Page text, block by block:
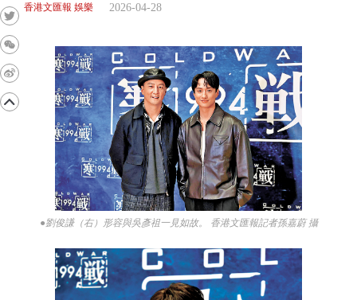
香港文匯報 娛樂 2026-04-28
●劉俊謙（右）形容與吳彥祖一見如故。 香港文匯報記者孫嘉蔚 攝